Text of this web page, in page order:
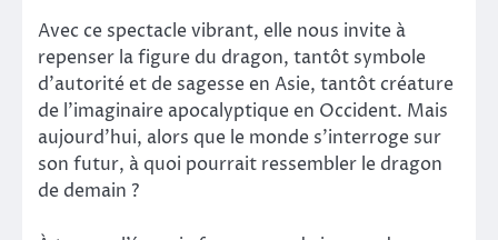
Avec ce spectacle vibrant, elle nous invite à
repenser la figure du dragon, tantôt symbole
d’autorité et de sagesse en Asie, tantôt créature
de l’imaginaire apocalyptique en Occident. Mais
aujourd’hui, alors que le monde s’interroge sur
son futur, à quoi pourrait ressembler le dragon
de demain ?